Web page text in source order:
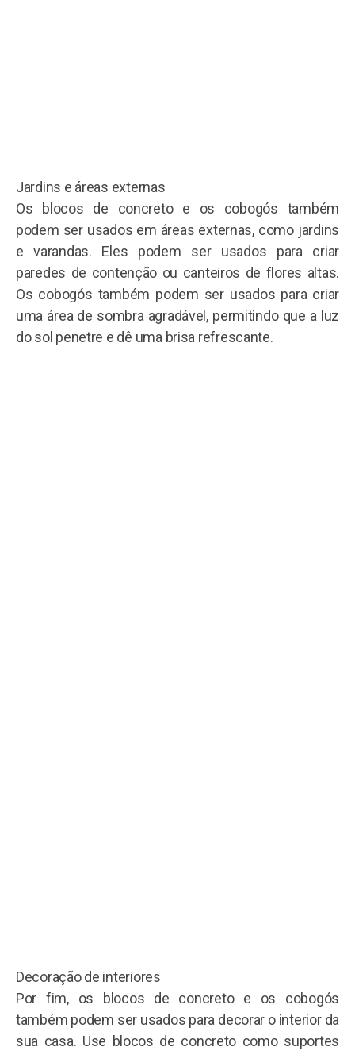
Jardins e áreas externas
Os blocos de concreto e os cobogós também
podem ser usados ​​em áreas externas, como jardins
e varandas. Eles podem ser usados ​​para criar
paredes de contenção ou canteiros de flores altas.
Os cobogós também podem ser usados ​​para criar
uma área de sombra agradável, permitindo que a luz
do sol penetre e dê uma brisa refrescante.
Decoração de interiores
Por fim, os blocos de concreto e os cobogós
também podem ser usados ​​para decorar o interior da
sua casa. Use blocos de concreto como suportes